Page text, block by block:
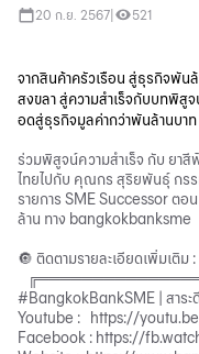
20 ก.ย. 2567 521
จากสินค้าครัวเรือน สู่ธุรกิจพัน
สงขลา สู่ความสำเร็จกับบทพิ
อดสู่ธุรกิจมูลค่ากว่าพันล้านบาท
ร่วมพิสูจน์ความสำเร็จ กับ ยา
ไทยไปกับ คุณกร สุริยพันธุ์ กรร
รายการ SME Successor ต
ล้าน ทาง bangkokbanksme
🔘 ติดตามรายละเอียดเพิ่มเติม :
#BangkokBankSME | สาระ
Youtube :
https://
Facebook : https://